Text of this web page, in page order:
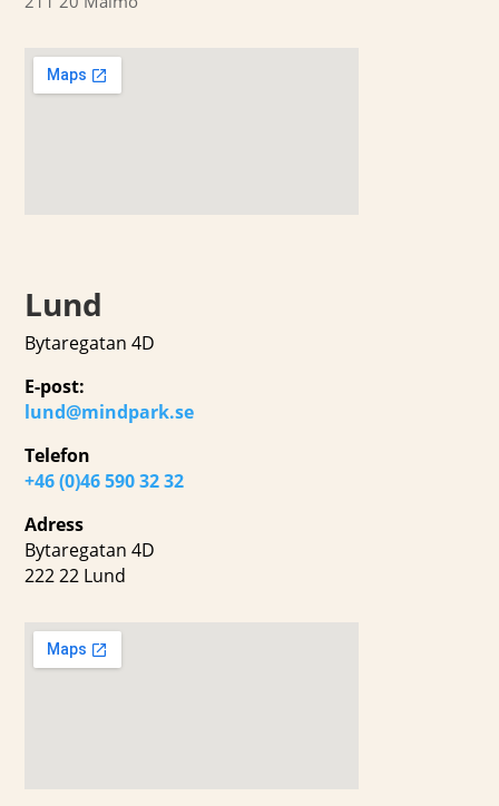
Lund
Bytaregatan 4D
E-post:
lund@mindpark.se
Telefon
+46 (0)46 590 32 32
Adress
Bytaregatan 4D
222 22 Lund